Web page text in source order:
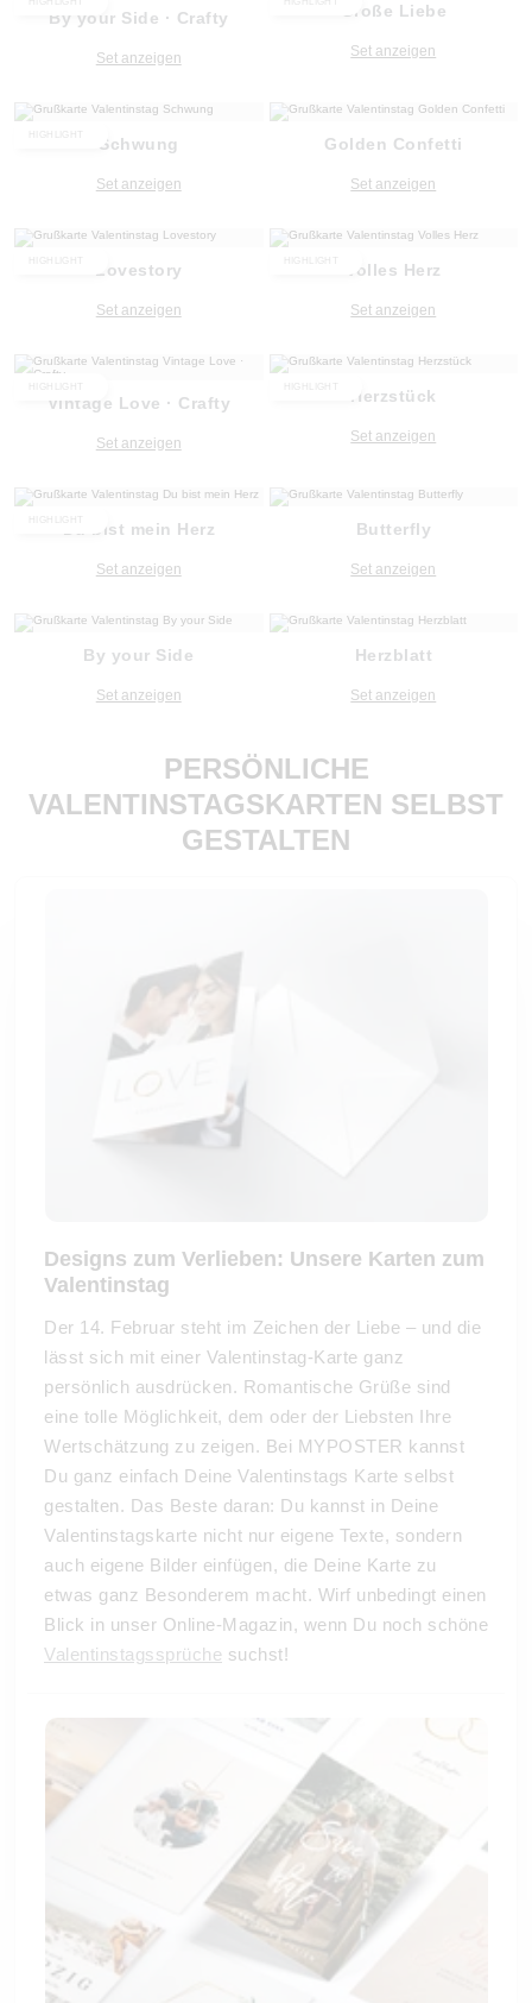
By your Side · Crafty
Set anzeigen
Große Liebe
Set anzeigen
Schwung
Set anzeigen
Golden Confetti
Set anzeigen
Lovestory
Set anzeigen
Volles Herz
Set anzeigen
Vintage Love · Crafty
Set anzeigen
Herzstück
Set anzeigen
Du bist mein Herz
Set anzeigen
Butterfly
Set anzeigen
By your Side
Set anzeigen
Herzblatt
Set anzeigen
PERSÖNLICHE
VALENTINSTAGSKARTEN SELBST
GESTALTEN
Designs zum Verlieben: Unsere Karten zum
Valentinstag
Der 14. Februar steht im Zeichen der Liebe – und die
lässt sich mit einer Valentinstag-Karte ganz
persönlich ausdrücken. Romantische Grüße sind
eine tolle Möglichkeit, dem oder der Liebsten Ihre
Wertschätzung zu zeigen. Bei MYPOSTER kannst
Du ganz einfach Deine Valentinstags Karte selbst
gestalten. Das Beste daran: Du kannst in Deine
Valentinstagskarte nicht nur eigene Texte, sondern
auch eigene Bilder einfügen, die Deine Karte zu
etwas ganz Besonderem macht. Wirf unbedingt einen
Blick in unser Online-Magazin, wenn Du noch schöne
Valentinstagssprüche suchst!